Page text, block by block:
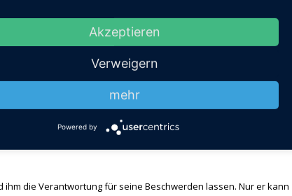
die traumatisiert sind, bringen ihr Umfeld immer wieder in
Sie möchten eine gesunde, gleichberechtigte und führsorgliche
ist auf Dauer anspruchsvoll.
verantwortlich ist. Wenn er nicht hart daran arbeitet, gesund
im Vermeidungsverhalten bleibt, dann kann das Gehirn nicht
auch nicht lernen, dass Ihr Freund besser für seine Sicherheit
die Verantwortung für seine Beschwerden lassen. Nur er kann
Akzeptieren
Verweigern
mehr
Powered by